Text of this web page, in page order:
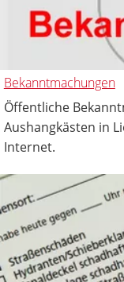
Bekanntmachungen
Öffentliche
Aushangkästen in
Internet.